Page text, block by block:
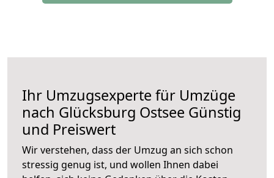
Ihr Umzugsexperte für Umzüge
nach Glücksburg Ostsee Günstig
und Preiswert
Wir verstehen, dass der Umzug an sich schon
stressig genug ist, und wollen Ihnen dabei